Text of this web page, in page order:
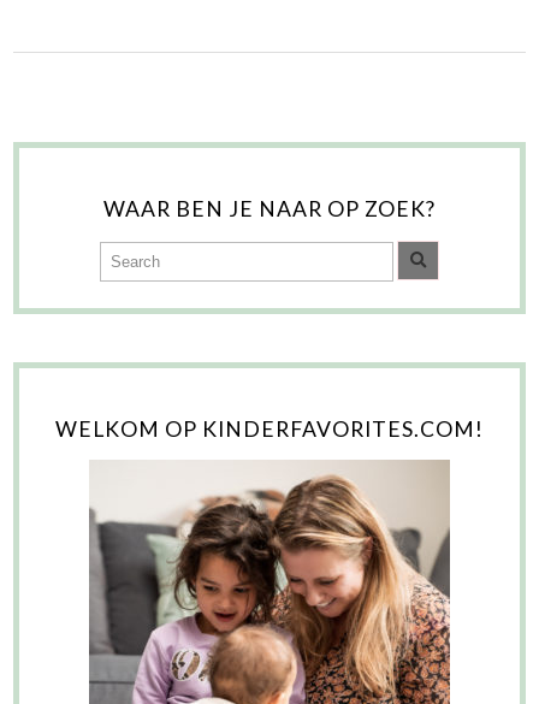
WAAR BEN JE NAAR OP ZOEK?
WELKOM OP KINDERFAVORITES.COM!